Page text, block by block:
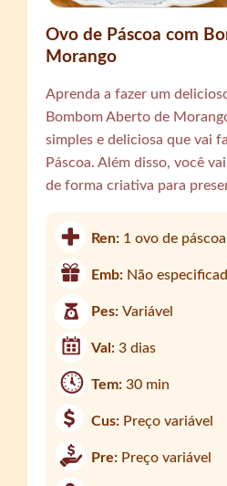
Ovo de Páscoa com
Morango
Aprenda a fazer um
Bombom Aberto de
simples e deliciosa que vai
Páscoa. Além disso, você
de forma criativa para
Ren: 1 ovo de páscoa
Emb: Não
Pes:Variável
Val:3 dias
Tem:30 min
Cus: Preço variável
Pre: Preço variável